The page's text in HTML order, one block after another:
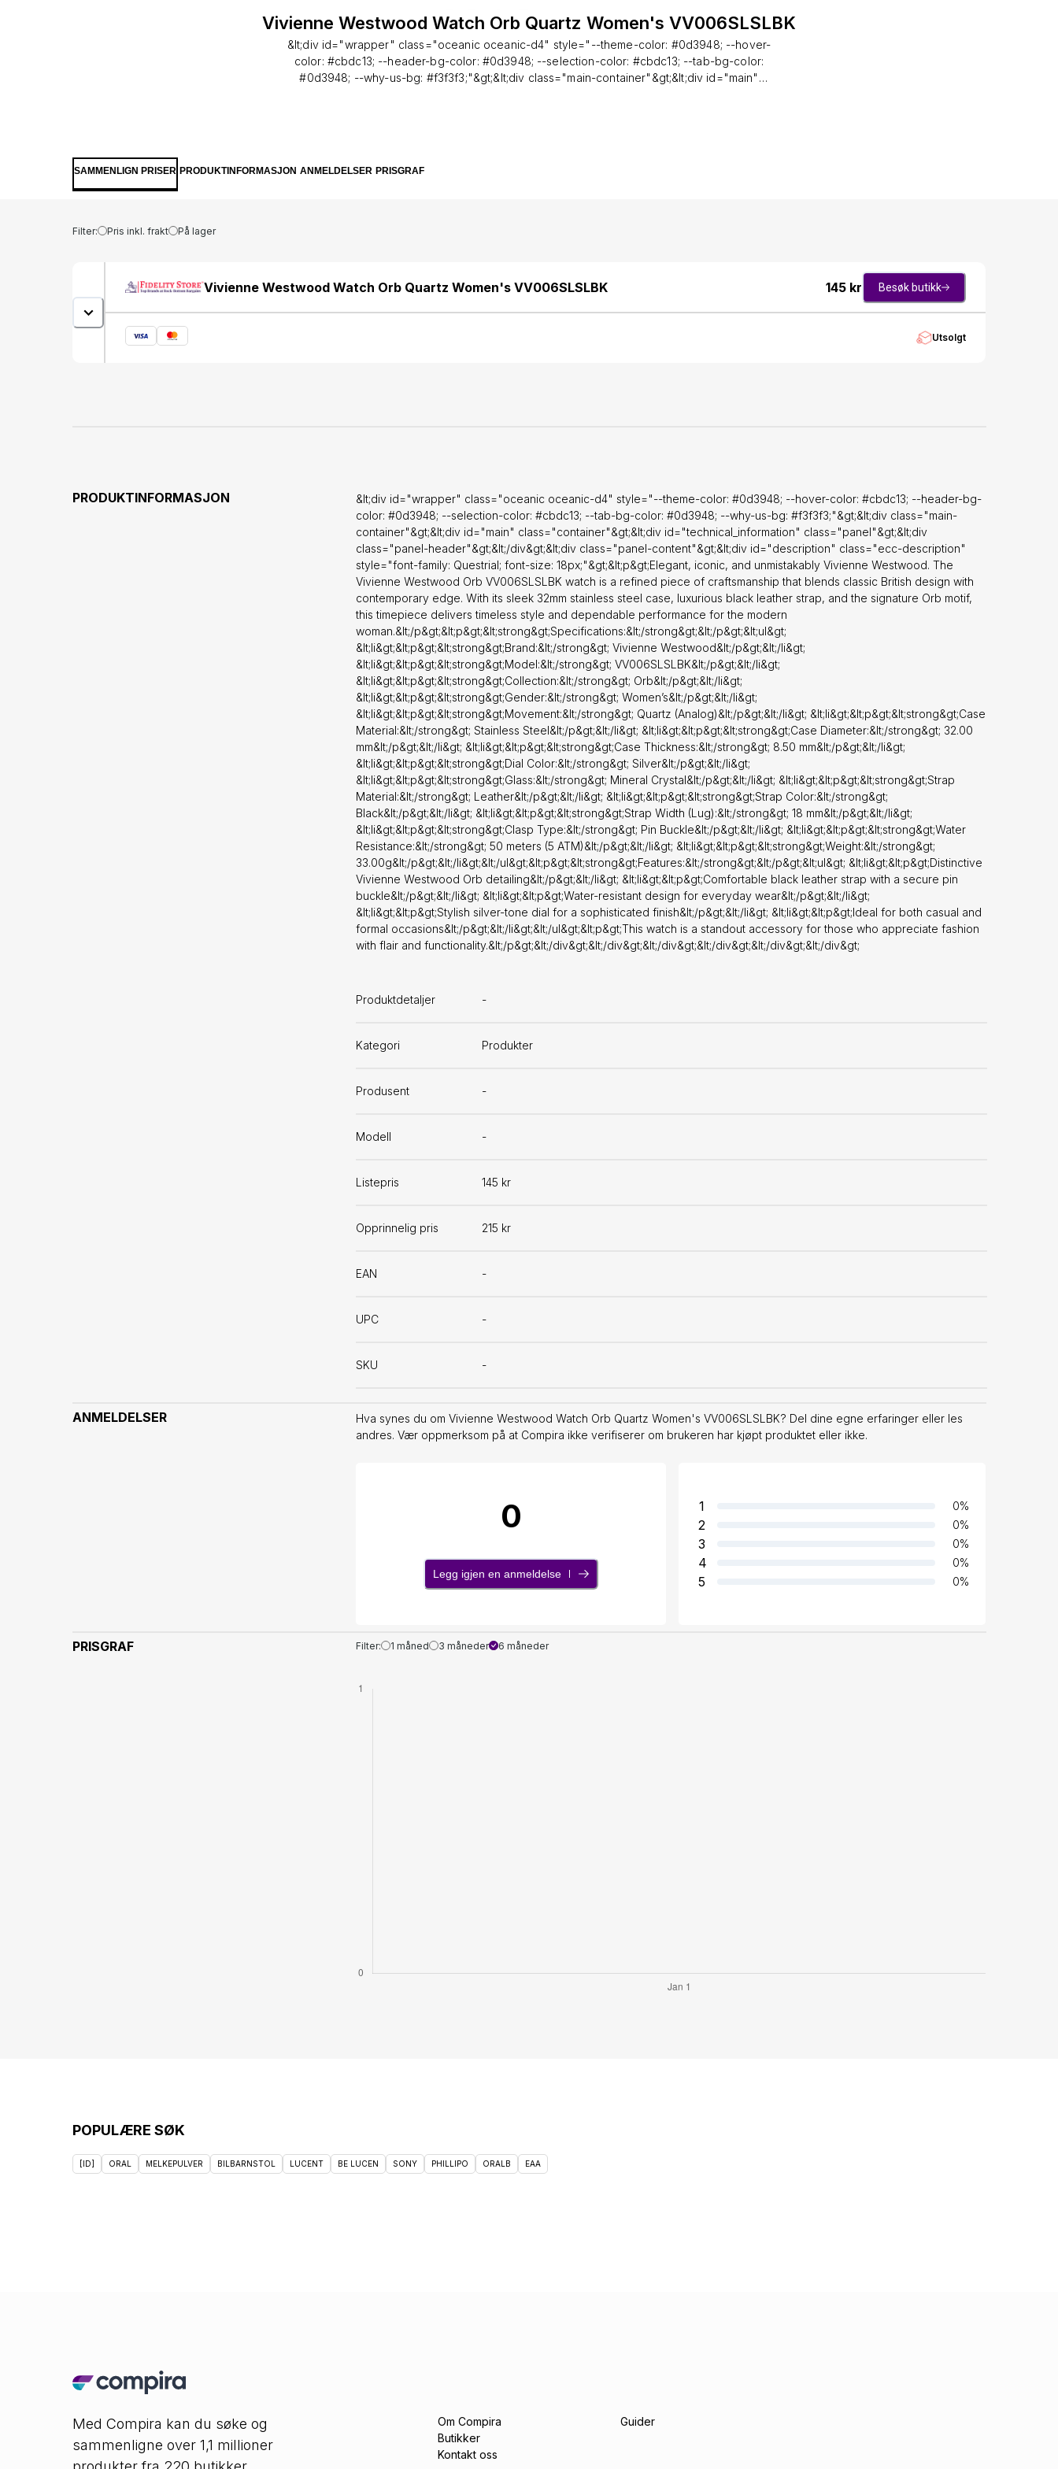
Vivienne Westwood Watch Orb Quartz Women's VV006SLSLBK
&lt;div id="wrapper" class="oceanic oceanic-d4" style="--theme-color: #0d3948; --hover-
color: #cbdc13; --header-bg-color: #0d3948; --selection-color: #cbdc13; --tab-bg-color:
#0d3948; --why-us-bg: #f3f3f3;"&gt;&lt;div class="main-container"&gt;&lt;div id="main"
With its sleek 32mm stainless steel case, luxurious black leather strap, and the signature Orb
&lt;li&gt;&lt;p&gt;&lt;strong&gt;Movement:&lt;/strong&gt; Quartz (Analog)&lt;/p&gt;&lt;/li&gt;
&lt;li&gt;&lt;p&gt;&lt;strong&gt;Case Material:&lt;/strong&gt; Stainless Steel&lt;/p&gt;&lt;/li&gt;
&lt;li&gt;&lt;p&gt;Distinctive Vivienne Westwood Orb detailing&lt;/p&gt;&lt;/li&gt;
&lt;li&gt;&lt;p&gt;Comfortable black leather strap with a secure pin buckle&lt;/p&gt;&lt;/li&gt;
&lt;li&gt;&lt;p&gt;Water-resistant design for everyday wear&lt;/p&gt;&lt;/li&gt;
&lt;li&gt;&lt;p&gt;Stylish silver-tone dial for a sophisticated finish&lt;/p&gt;&lt;/li&gt;
&lt;li&gt;&lt;p&gt;Ideal for both casual and formal
occasions&lt;/p&gt;&lt;/li&gt;&lt;/ul&gt;&lt;p&gt;This watch is a standout accessory for those
who appreciate fashion with flair and
functionality.&lt;/p&gt;&lt;/div&gt;&lt;/div&gt;&lt;/div&gt;&lt;/div&gt;&lt;/div&gt;&lt;/div&gt;
SAMMENLIGN PRISER PRODUKTINFORMASJON ANMELDELSER PRISGRAF
Filter: Pris inkl. frakt På lager
Vivienne Westwood Watch Orb Quartz Women's VV006SLSLBK 145 kr Besøk butikk
Utsolgt
PRODUKTINFORMASJON
&lt;div id="wrapper" class="oceanic oceanic-d4" style="--theme-color: #0d3948; --hover-color: #cbdc13; --header-bg-
color: #0d3948; --selection-color: #cbdc13; --tab-bg-color: #0d3948; --why-us-bg: #f3f3f3;"&gt;&lt;div class="main-
container"&gt;&lt;div id="main" class="container"&gt;&lt;div id="technical_information" class="panel"&gt;&lt;div
class="panel-header"&gt;&lt;/div&gt;&lt;div class="panel-content"&gt;&lt;div id="description" class="ecc-description"
style="font-family: Questrial; font-size: 18px;"&gt;&lt;p&gt;Elegant, iconic, and unmistakably Vivienne Westwood. The
Vivienne Westwood Orb VV006SLSLBK watch is a refined piece of craftsmanship that blends classic British design with
contemporary edge. With its sleek 32mm stainless steel case, luxurious black leather strap, and the signature Orb motif,
this timepiece delivers timeless style and dependable performance for the modern
woman.&lt;/p&gt;&lt;p&gt;&lt;strong&gt;Specifications:&lt;/strong&gt;&lt;/p&gt;&lt;ul&gt;
&lt;li&gt;&lt;p&gt;&lt;strong&gt;Brand:&lt;/strong&gt; Vivienne Westwood&lt;/p&gt;&lt;/li&gt;
&lt;li&gt;&lt;p&gt;&lt;strong&gt;Model:&lt;/strong&gt; VV006SLSLBK&lt;/p&gt;&lt;/li&gt;
&lt;li&gt;&lt;p&gt;&lt;strong&gt;Collection:&lt;/strong&gt; Orb&lt;/p&gt;&lt;/li&gt;
&lt;li&gt;&lt;p&gt;&lt;strong&gt;Gender:&lt;/strong&gt; Women’s&lt;/p&gt;&lt;/li&gt;
&lt;li&gt;&lt;p&gt;&lt;strong&gt;Movement:&lt;/strong&gt; Quartz (Analog)&lt;/p&gt;&lt;/li&gt; &lt;li&gt;&lt;p&gt;&lt;strong&gt;Case
Material:&lt;/strong&gt; Stainless Steel&lt;/p&gt;&lt;/li&gt; &lt;li&gt;&lt;p&gt;&lt;strong&gt;Case Diameter:&lt;/strong&gt; 32.00
mm&lt;/p&gt;&lt;/li&gt; &lt;li&gt;&lt;p&gt;&lt;strong&gt;Case Thickness:&lt;/strong&gt; 8.50 mm&lt;/p&gt;&lt;/li&gt;
&lt;li&gt;&lt;p&gt;&lt;strong&gt;Dial Color:&lt;/strong&gt; Silver&lt;/p&gt;&lt;/li&gt;
&lt;li&gt;&lt;p&gt;&lt;strong&gt;Glass:&lt;/strong&gt; Mineral Crystal&lt;/p&gt;&lt;/li&gt; &lt;li&gt;&lt;p&gt;&lt;strong&gt;Strap
Material:&lt;/strong&gt; Leather&lt;/p&gt;&lt;/li&gt; &lt;li&gt;&lt;p&gt;&lt;strong&gt;Strap Color:&lt;/strong&gt;
Black&lt;/p&gt;&lt;/li&gt; &lt;li&gt;&lt;p&gt;&lt;strong&gt;Strap Width (Lug):&lt;/strong&gt; 18 mm&lt;/p&gt;&lt;/li&gt;
&lt;li&gt;&lt;p&gt;&lt;strong&gt;Clasp Type:&lt;/strong&gt; Pin Buckle&lt;/p&gt;&lt;/li&gt; &lt;li&gt;&lt;p&gt;&lt;strong&gt;Water
Resistance:&lt;/strong&gt; 50 meters (5 ATM)&lt;/p&gt;&lt;/li&gt; &lt;li&gt;&lt;p&gt;&lt;strong&gt;Weight:&lt;/strong&gt;
33.00g&lt;/p&gt;&lt;/li&gt;&lt;/ul&gt;&lt;p&gt;&lt;strong&gt;Features:&lt;/strong&gt;&lt;/p&gt;&lt;ul&gt; &lt;li&gt;&lt;p&gt;Distinctive
Vivienne Westwood Orb detailing&lt;/p&gt;&lt;/li&gt; &lt;li&gt;&lt;p&gt;Comfortable black leather strap with a secure pin
buckle&lt;/p&gt;&lt;/li&gt; &lt;li&gt;&lt;p&gt;Water-resistant design for everyday wear&lt;/p&gt;&lt;/li&gt;
&lt;li&gt;&lt;p&gt;Stylish silver-tone dial for a sophisticated finish&lt;/p&gt;&lt;/li&gt; &lt;li&gt;&lt;p&gt;Ideal for both casual and
formal occasions&lt;/p&gt;&lt;/li&gt;&lt;/ul&gt;&lt;p&gt;This watch is a standout accessory for those who appreciate fashion
with flair and functionality.&lt;/p&gt;&lt;/div&gt;&lt;/div&gt;&lt;/div&gt;&lt;/div&gt;&lt;/div&gt;&lt;/div&gt;
Produktdetaljer -
Kategori Produkter
Produsent -
Modell -
Listepris 145 kr
Opprinnelig pris 215 kr
EAN -
UPC -
SKU -
ANMELDELSER
Hva synes du om Vivienne Westwood Watch Orb Quartz Women's VV006SLSLBK? Del dine egne erfaringer eller les
andres. Vær oppmerksom på at Compira ikke verifiserer om brukeren har kjøpt produktet eller ikke.
0
Legg igjen en anmeldelse
1 0%
2 0%
3 0%
4 0%
5 0%
PRISGRAF Filter: 1 måned 3 måneder 6 måneder
POPULÆRE SØK
[ID] ORAL MELKEPULVER BILBARNSTOL LUCENT BE LUCEN SONY PHILLIPO ORALB EAA
Med Compira kan du søke og
sammenligne over 1,1 millioner
Om Compira
Butikker
Kontakt oss
Guider